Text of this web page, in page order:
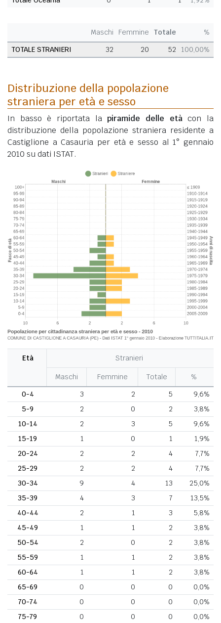
Maschi Femmine Totale
%
TOTALE STRANIERI
32 20 52 100,00%
Distribuzione della popolazione
straniera per età e sesso
In basso è riportata lapiramide delle etàcon la
distribuzione della popolazione straniera residente a
Castiglione a Casauria per età e sesso al 1° gennaio
2010 su dati ISTAT.
Età Stranieri
Maschi Femmine Totale
%
0-4
3 2 5
9,6%
5-9
2 0 2
3,8%
10-14
2 3 5
9,6%
15-19
1 0 1
1,9%
20-24
2 2 4
7,7%
25-29
2 2 4
7,7%
30-34
9 4 13
25,0%
35-39
4 3 7
13,5%
40-44
2 1 3
5,8%
45-49
1 1 2
3,8%
50-54
2 0 2
3,8%
55-59
1 1 2
3,8%
60-64
1 1 2
3,8%
65-69
0 0 0
0,0%
70-74
0 0 0
0,0%
75-79
0 0 0
0,0%